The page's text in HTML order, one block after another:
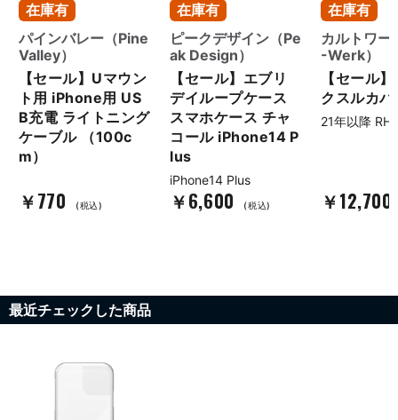
在庫有
パインバレー（Pine
Valley）
【セール】Uマウン
ト用 iPhone用 US
B充電 ライトニング
ケーブル （100c
m）
￥770 (税込)
在庫有
ピークデザイン（Pe
ak Design）
【セール】エブリ
デイループケース
スマホケース チャ
コール iPhone14 P
lus
iPhone14 Plus
￥6,600 (税込)
在庫有
カルトワ
-Werk）
【セール
クスルカバ
21年以降
￥12,700
最近チェックした商品